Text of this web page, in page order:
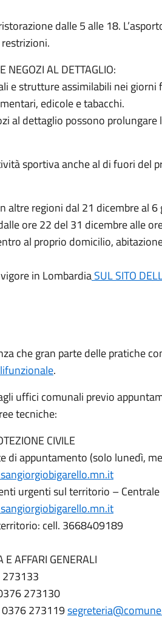
dalle 5 alle 18.
NEGOZI AL DETTAGLIO:
e strutture assimilabili nei
edicole e tabacchi.
al dettaglio possono prolungare
sportiva anche al di fuori del
altre regioni dal 21 dicembre al 6
ore 22 del 31 dicembre alle
al proprio domicilio,
in LombardiaSUL SITO
che gran parte delle pratiche
.
uffici comunali previo
tecniche:
CIVILE
di appuntamento (solo lunedì,
urgenti sul territorio –
cell. 3668409189
AFFARI GENERALI
273133
273130
0376 273119